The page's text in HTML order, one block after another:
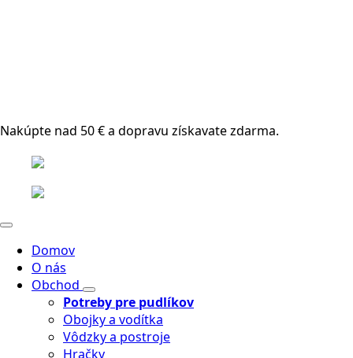
Nakúpte nad 50 € a dopravu získavate zdarma.
Domov
O nás
Obchod
Potreby pre pudlíkov
Obojky a vodítka
Vôdzky a postroje
Hračky